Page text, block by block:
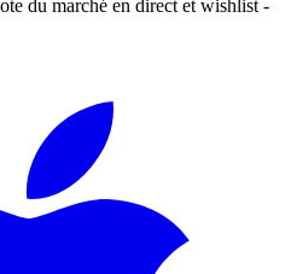
du marché en direct et wishlist -